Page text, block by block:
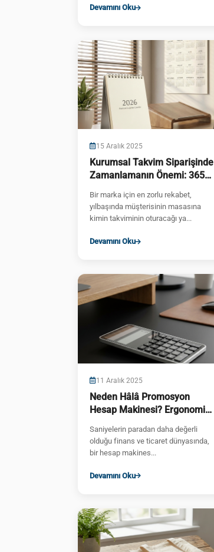
Devamını Oku
15 Aralık 2025
Kurumsal Takvim Siparişinde
Zamanlamanın Önemi: 365
Bir marka için en zorlu rekabet,
yılbaşında müşterisinin masasına
kimin takviminin oturacağı ya...
Devamını Oku
11 Aralık 2025
Neden Hâlâ Promosyon
Hesap Makinesi? Ergonomi
Saniyelerin paradan daha değerli
olduğu finans ve ticaret dünyasında,
bir hesap makines...
Devamını Oku